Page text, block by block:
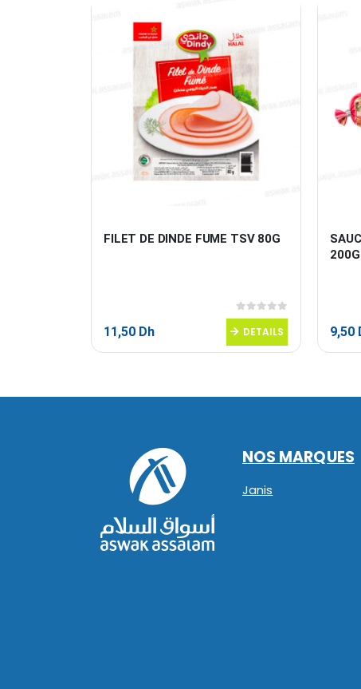
FILET DE DINDE FUME TSV 80G
0sur 5
11,50 Dh DETAILS 9,50
NOS MARQUES
Janis